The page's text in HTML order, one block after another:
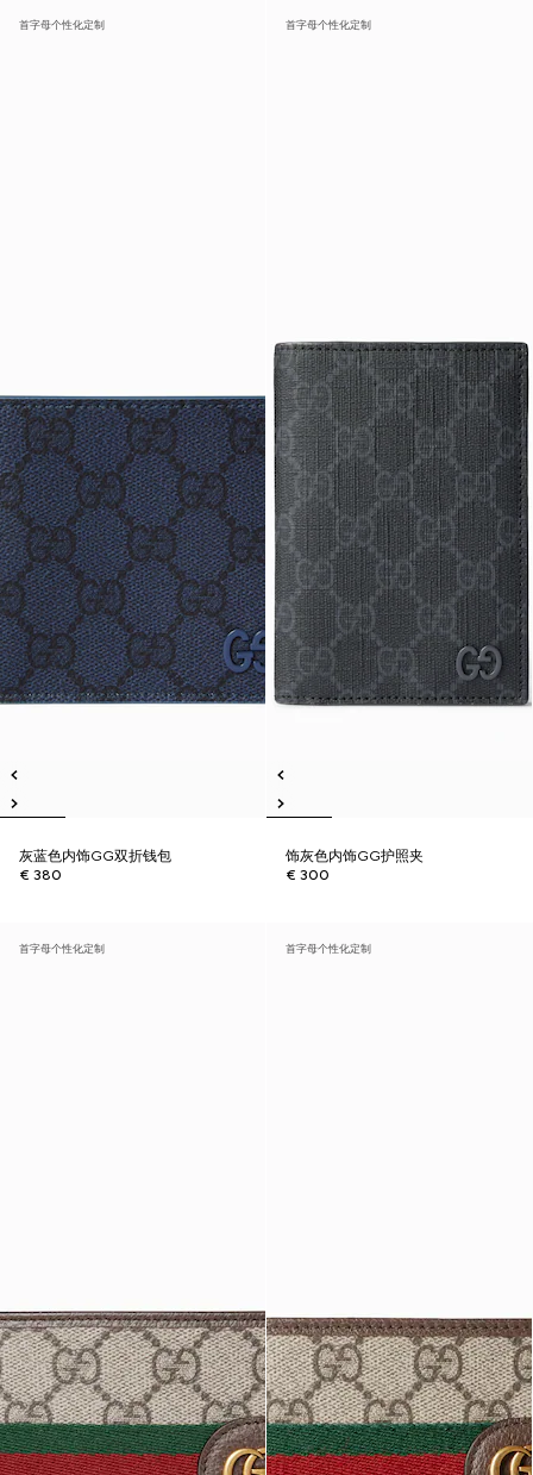
首字母个性化定制
灰蓝色内饰GG双折钱包
€ 380
首字母个性化定制
饰灰色内饰GG护照夹
€ 300
首字母个性化定制 首字母个性化定制